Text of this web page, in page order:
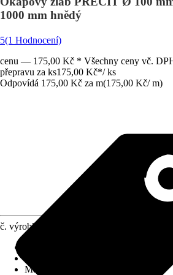
1000 mm hnědý
5(1 Hodnocení)
cenu — 175,00 Kč * Všechny ceny vč.
přepravu za ks175,00 Kč*/ ks
Odpovídá 175,00 Kč za m(175,00 Kč/ m)
č. výrobku
Materiál